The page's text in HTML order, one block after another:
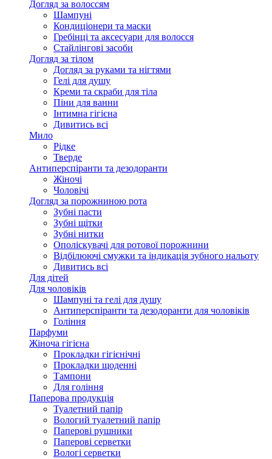
Догляд за волоссям
Шампуні
Кондиціонери та маски
Гребінці та аксесуари для волосся
Стайлінгові засоби
Догляд за тілом
Догляд за руками та нігтями
Гелі для душу
Креми та скраби для тіла
Піни для ванни
Інтимна гігієна
Дивитись всі
Мило
Рідке
Тверде
Антиперспіранти та дезодоранти
Жіночі
Чоловічі
Догляд за порожниною рота
Зубні пасти
Зубні щітки
Зубні нитки
Ополіскувачі для ротової порожнини
Відбілюючі смужки та індикація зубного нальоту
Дивитись всі
Для дітей
Для чоловіків
Шампуні та гелі для душу
Антиперспіранти та дезодоранти для чоловіків
Гоління
Парфуми
Жіноча гігієна
Прокладки гігієнічні
Прокладки щоденні
Тампони
Для гоління
Паперова продукція
Туалетний папір
Вологий туалетний папір
Паперові рушники
Паперові серветки
Вологі серветки